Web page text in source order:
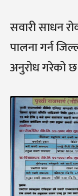
सवारी साधन
पालना गर्न
अनुरोध गरेको छ